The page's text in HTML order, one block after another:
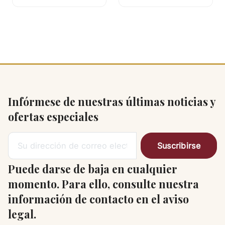
Infórmese de nuestras últimas noticias y
ofertas especiales
Puede darse de baja en cualquier
momento. Para ello, consulte nuestra
información de contacto en el aviso
legal.